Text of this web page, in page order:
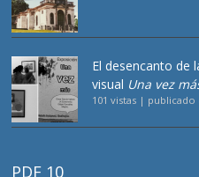
El desencanto de
visual Una vez
101 vistas | publicado
PDF 10